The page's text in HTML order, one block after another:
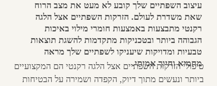
עיצוב השפתיים שלך קובע לא מעט את מצב הרוח
שאת משדרת לעולם. הזרקות השפתיים אצל הלגה
רקנטי מתבצעות באמצעות חומרי מילוי באיכות
הגבוהה ביותר ובטכניקות מתקדמות להשגת תוצאות
טבעיות ומדויקות שיעניקו לשפתיים שלך מראה
מחמיא וחיוך אמיתי.
טיפולי הזרקות השפתיים אצל הלגה רקנטי הם המקצועיים
ביותר ונעשים מתוך דיוק, הקפדה ושמירה על הבטיחות